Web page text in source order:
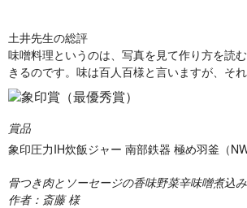
土井先生の総評
味噌料理というのは、写真を見て作り方を読
きるのです。味は百人百様と言いますが、そ
賞品
象印圧力IH炊飯ジャー 南部鉄器 極め羽釜（
骨つき肉とソーセージの香味野菜辛味噌煮込み
作者：斎藤 様